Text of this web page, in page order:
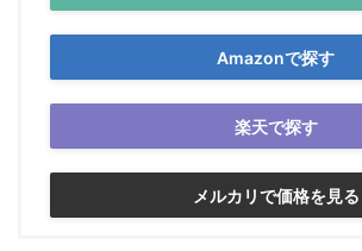
Amazonで探す
楽天で探す
メルカリで価格を見る